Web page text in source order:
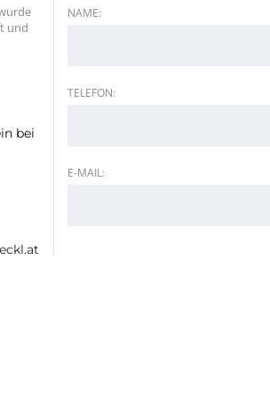
und
bei
NAME:
TELEFON:
E-MAIL: